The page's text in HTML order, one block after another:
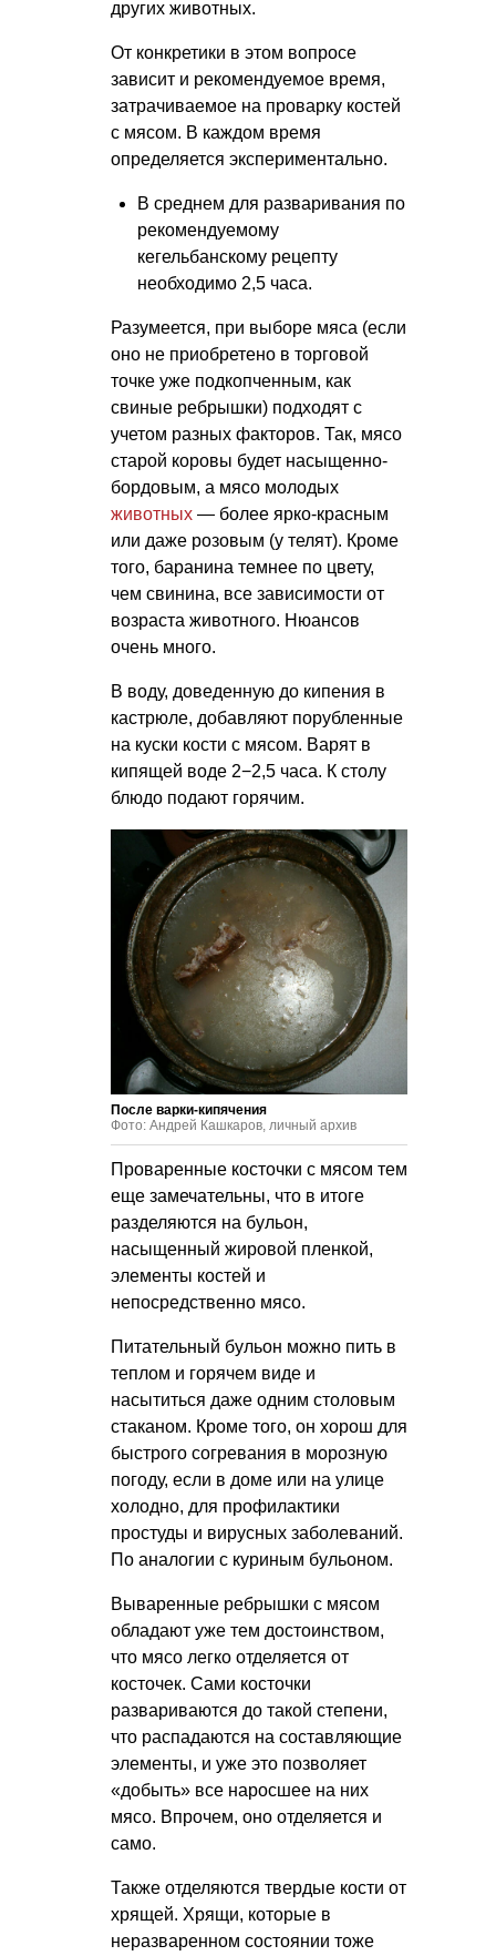
других животных.
От конкретики в этом вопросе
зависит и рекомендуемое время,
затрачиваемое на проварку костей
с мясом. В каждом время
определяется экспериментально.
В среднем для разваривания по
рекомендуемому
кегельбанскому рецепту
необходимо 2,5 часа.
Разумеется, при выборе мяса (если
оно не приобретено в торговой
точке уже подкопченным, как
свиные ребрышки) подходят с
учетом разных факторов. Так, мясо
старой коровы будет насыщенно-
бордовым, а мясо молодых
животных — более ярко-красным
или даже розовым (у телят). Кроме
того, баранина темнее по цвету,
чем свинина, все зависимости от
возраста животного. Нюансов
очень много.
В воду, доведенную до кипения в
кастрюле, добавляют порубленные
на куски кости с мясом. Варят в
кипящей воде 2−2,5 часа. К столу
блюдо подают горячим.
После варки-кипячения
Фото: Андрей Кашкаров, личный архив
Проваренные косточки с мясом тем
еще замечательны, что в итоге
разделяются на бульон,
насыщенный жировой пленкой,
элементы костей и
непосредственно мясо.
Питательный бульон можно пить в
теплом и горячем виде и
насытиться даже одним столовым
стаканом. Кроме того, он хорош для
быстрого согревания в морозную
погоду, если в доме или на улице
холодно, для профилактики
простуды и вирусных заболеваний.
По аналогии с куриным бульоном.
Вываренные ребрышки с мясом
обладают уже тем достоинством,
что мясо легко отделяется от
косточек. Сами косточки
развариваются до такой степени,
что распадаются на составляющие
элементы, и уже это позволяет
«добыть» все наросшее на них
мясо. Впрочем, оно отделяется и
само.
Также отделяются твердые кости от
хрящей. Хрящи, которые в
неразваренном состоянии тоже